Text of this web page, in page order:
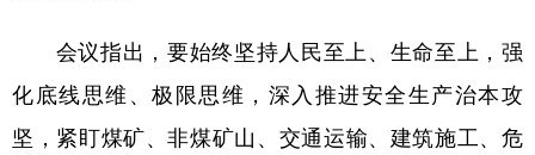
山东 河南 湖北 湖南
广东 广西 海南 重庆
会议指出，要始终坚持人民至上、生命至上，强
化底线思维、极限思维，深入推进安全生产治本攻
坚，紧盯煤矿、非煤矿山、交通运输、建筑施工、危